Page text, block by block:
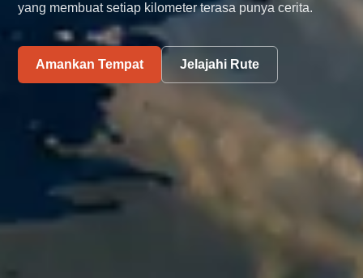
yang membuat setiap kilometer terasa punya cerita.
Amankan Tempat Jelajahi Rute